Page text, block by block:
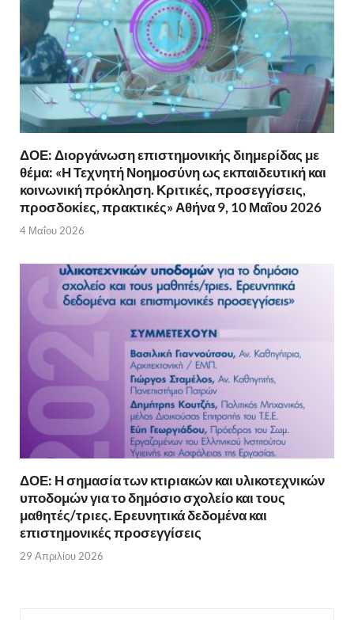
ΔΟΕ: Διοργάνωση επιστημονικής διημερίδας με
θέμα: «Η Τεχνητή Νοημοσύνη ως εκπαιδευτική και
κοινωνική πρόκληση. Κριτικές, προσεγγίσεις,
προσδοκίες, πρακτικές» Αθήνα 9, 10 Μαΐου 2026
4 Μαΐου 2026
ΔΟΕ: Η σημασία των κτιριακών και υλικοτεχνικών
υποδομών για το δημόσιο σχολείο και τους
μαθητές/τριες. Ερευνητικά δεδομένα και
επιστημονικές προσεγγίσεις
29 Απριλίου 2026